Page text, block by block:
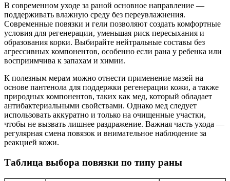
В современном уходе за раной основное направление —
поддерживать влажную среду без переувлажнения.
Современные повязки и гели позволяют создать комфортные
условия для регенерации, уменьшая риск пересыхания и
образования корки. Выбирайте нейтральные составы без
агрессивных компонентов, особенно если рана у ребенка или
восприимчива к запахам и химии.
К полезным мерам можно отнести применение мазей на
основе пантенола для поддержки регенерации кожи, а также
природных компонентов, таких как мед, который обладает
антибактериальными свойствами. Однако мед следует
использовать аккуратно и только на очищенные участки,
чтобы не вызвать лишнее раздражение. Важная часть ухода —
регулярная смена повязок и внимательное наблюдение за
реакцией кожи.
Таблица выбора повязки по типу раны